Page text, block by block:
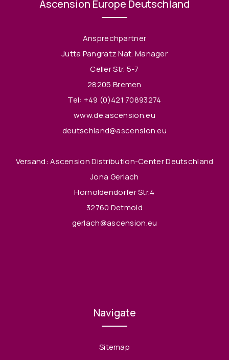
Ascension Europe Deutschland
Ansprechpartner
Jutta Pangratz Nat. Manager
Celler Str. 5-7
28205 Bremen
Tel: +49 (0)421 70893274
www.de.ascension.eu
deutschland@ascension.eu
Versand: Ascension Distribution-Center Deutschland
Jona Gerlach
Hornoldendorfer Str.4
32760 Detmold
gerlach@ascension.eu
Navigate
Sitemap